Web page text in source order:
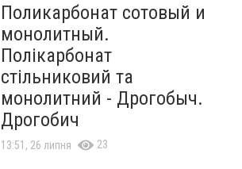
Поликарбонат сотовый и
монолитный.
Полікарбонат
стільниковий та
монолитний - Дрогобыч.
Дрогобич
13:51, 26 липня 23